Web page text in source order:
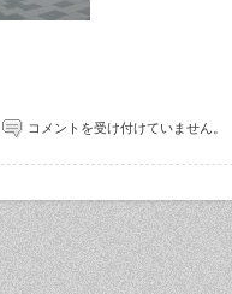
コメントを受け付けていません。